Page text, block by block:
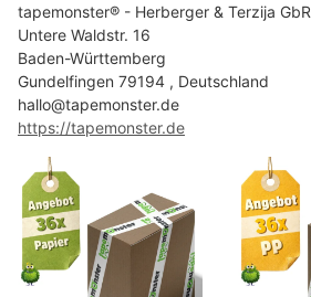
tapemonster® - Herberger & Terzija GbR
Untere Waldstr. 16
Baden-Württemberg
Gundelfingen 79194 , Deutschland
hallo@tapemonster.de
https://tapemonster.de